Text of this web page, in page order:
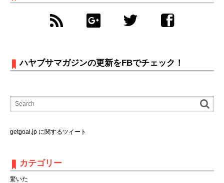
ハヤブサマガジンの更新をFBでチェック！
getgoal.jp に関するツイート
カテゴリー
驚いた